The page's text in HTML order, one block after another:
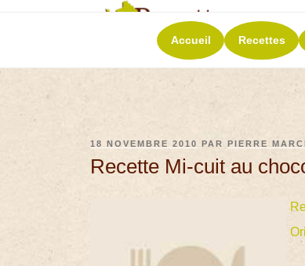
La
Accueil Recettes
18 NOVEMBRE 2010 PARPIERRE
Recette Mi-cuit au